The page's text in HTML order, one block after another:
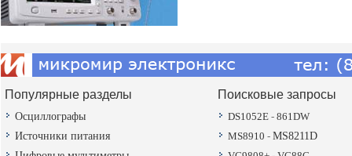
Популярные разделы Поисковые запросы
Осциллографы
Источники питания
DS1052E - 861DW
MS8910 - MS8211D